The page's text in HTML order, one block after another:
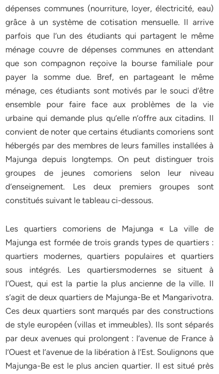
dépenses communes (nourriture, loyer, électricité, eau)
grâce à un système de cotisation mensuelle. Il arrive
parfois que l’un des étudiants qui partagent le même
ménage couvre de dépenses communes en attendant
que son compagnon reçoive la bourse familiale pour
payer la somme due. Bref, en partageant le même
ménage, ces étudiants sont motivés par le souci d’être
ensemble pour faire face aux problèmes de la vie
urbaine qui demande plus qu’elle n’offre aux citadins. Il
convient de noter que certains étudiants comoriens sont
hébergés par des membres de leurs familles installées à
Majunga depuis longtemps. On peut distinguer trois
groupes de jeunes comoriens selon leur niveau
d’enseignement. Les deux premiers groupes sont
constitués suivant le tableau ci-dessous.
Les quartiers comoriens de Majunga « La ville de
Majunga est formée de trois grands types de quartiers :
quartiers modernes, quartiers populaires et quartiers
sous intégrés. Les quartiersmodernes se situent à
l’Ouest, qui est la partie la plus ancienne de la ville. Il
s’agit de deux quartiers de Majunga-Be et Mangarivotra.
Ces deux quartiers sont marqués par des constructions
de style européen (villas et immeubles). Ils sont séparés
par deux avenues qui prolongent : l’avenue de France à
l’Ouest et l’avenue de la libération à l’Est. Soulignons que
Majunga-Be est le plus ancien quartier. Il est situé près